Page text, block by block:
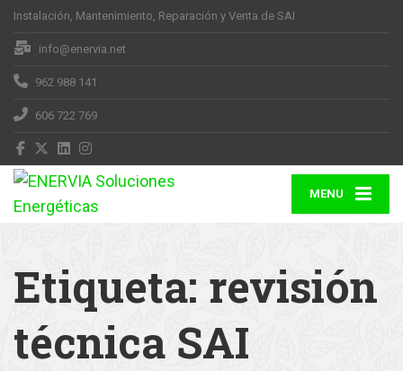
Instalación, Mantenimiento, Reparación y Venta de SAI
info@enervia.net
962 988 141
606 722 769
MENU
Etiqueta: revisión
técnica SAI